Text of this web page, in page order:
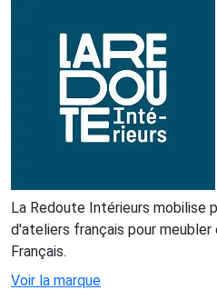
La Redoute Intérieurs mobilise
d'ateliers français pour
Français.
Voir la marque